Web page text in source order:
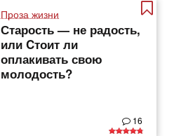
Проза жизни
Старость — не радость,
или Cтоит ли
оплакивать свою
молодость?
16